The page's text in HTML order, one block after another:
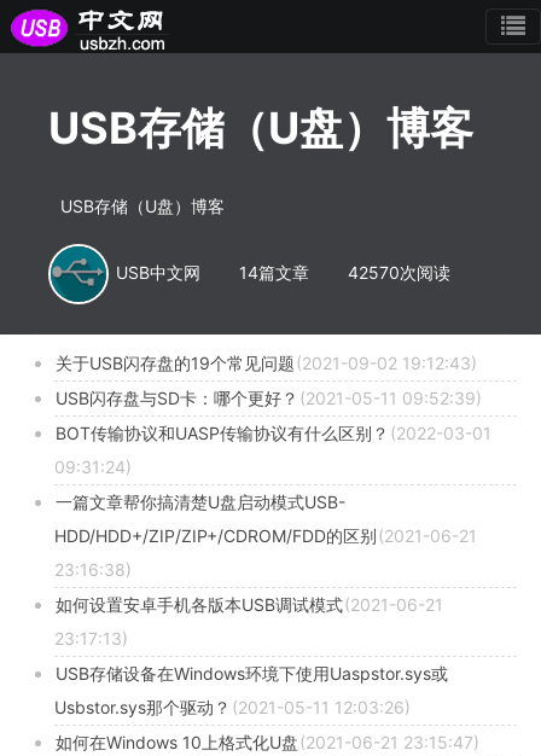
USB存储（U盘）博客
USB存储（U盘）博客
USB中文网 14篇文章 42570次阅读
关于USB闪存盘的19个常见问题(2021-09-02 19:12:43)
USB闪存盘与SD卡：哪个更好？ (2021-05-11 09:52:39)
BOT传输协议和UASP传输协议有什么区别？ (2022-03-01
09:31:24)
一篇文章帮你搞清楚U盘启动模式USB-
HDD/HDD+/ZIP/ZIP+/CDROM/FDD的区别(2021-06-21
23:16:38)
如何设置安卓手机各版本USB调试模式(2021-06-21
23:17:13)
USB存储设备在Windows环境下使用Uaspstor.sys或
Usbstor.sys那个驱动？ (2021-05-11 12:03:26)
如何在Windows 10上格式化U盘(2021-06-21 23:15:47)